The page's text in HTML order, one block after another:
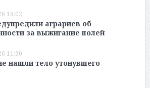
18:02
аграриев об
за выжигание полей
11:30
нашли тело утонувшего